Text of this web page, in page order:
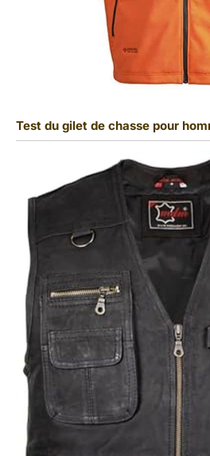
Test du gilet de chasse pour